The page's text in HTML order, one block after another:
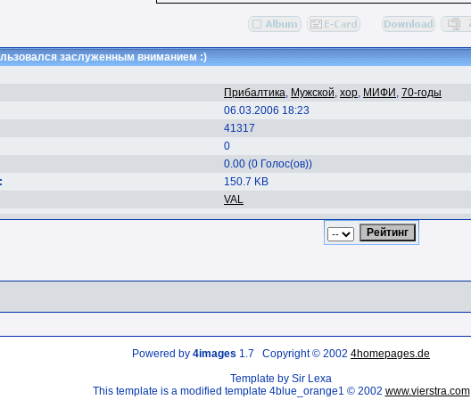
заслуженным вниманием :)
Прибалтика, Мужской, хор, МИФИ , 70-годы
06.03.2006 18:23
41317
0
0.00 (0 Голос(ов))
150.7 KB
VAL
Powered by 4images 1.7 Copyright © 2002 4homepages.de
Template by Sir Lexa
This template is a modified template 4blue_orange1 © 2002 www.vierstra.com